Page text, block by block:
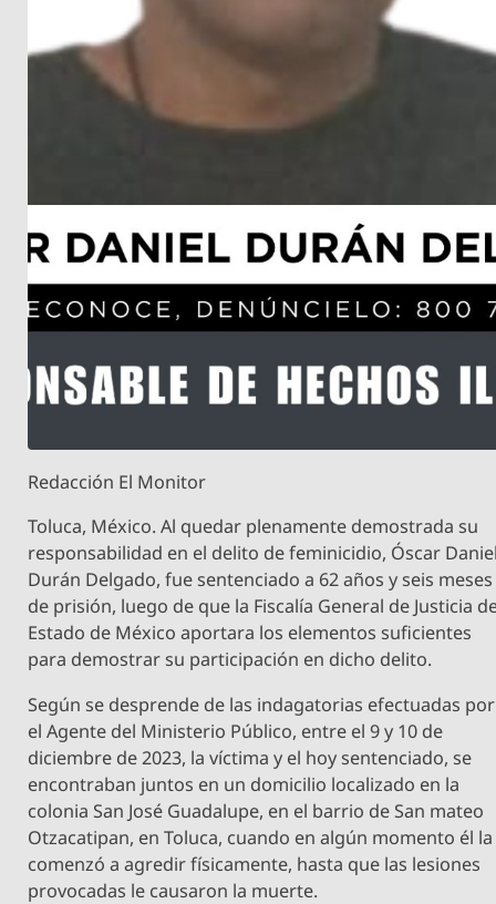
Redacción El Monitor
Toluca, México. Al quedar plenamente demostrada su
responsabilidad en el delito de feminicidio, Óscar
Durán Delgado, fue sentenciado a 62 años y seis meses
de prisión, luego de que la Fiscalía General de Justicia
Estado de México aportara los elementos suficientes
para demostrar su participación en dicho delito.
Según se desprende de las indagatorias efectuadas por
el Agente del Ministerio Público, entre el 9 y 10 de
diciembre de 2023, la víctima y el hoy sentenciado, se
encontraban juntos en un domicilio localizado en la
colonia San José Guadalupe, en el barrio de San mateo
Otzacatipan, en Toluca, cuando en algún momento él la
comenzó a agredir físicamente, hasta que las lesiones
provocadas le causaron la muerte.